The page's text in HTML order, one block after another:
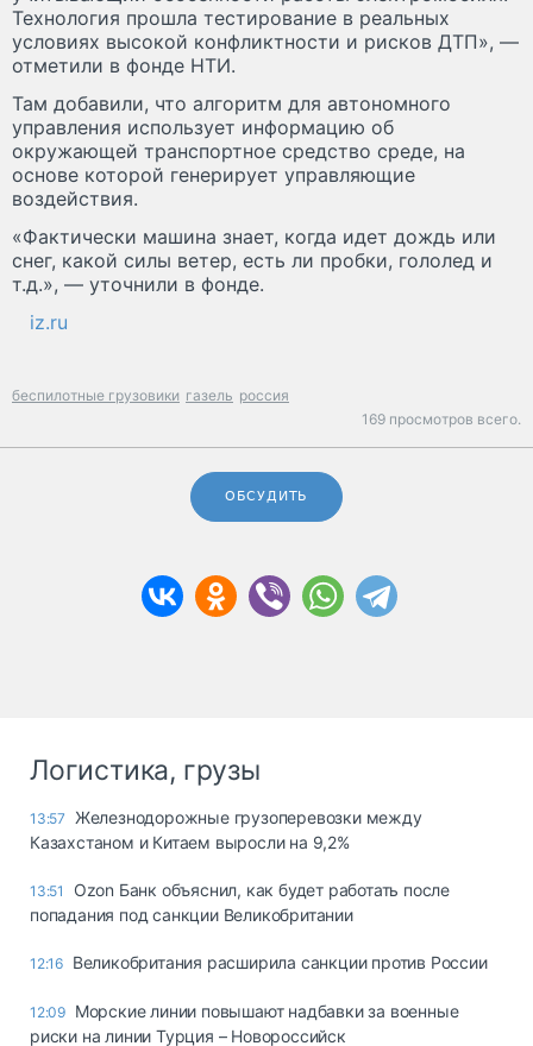
Технология прошла тестирование в реальных
условиях высокой конфликтности и рисков ДТП», —
отметили в фонде НТИ.
Там добавили, что алгоритм для автономного
управления использует информацию об
окружающей транспортное средство среде, на
основе которой генерирует управляющие
воздействия.
«Фактически машина знает, когда идет дождь или
снег, какой силы ветер, есть ли пробки, гололед и
т.д.», — уточнили в фонде.
iz.ru
беспилотные грузовики газель россия
169 просмотров всего.
ОБСУДИТЬ
Логистика, грузы
13:57
Железнодорожные грузоперевозки между
Казахстаном и Китаем выросли на 9,2%
13:51
Ozon Банк объяснил, как будет работать после
попадания под санкции Великобритании
12:16 Великобритания расширила санкции против России
12:09 Морские линии повышают надбавки за военные
риски на линии Турция – Новороссийск